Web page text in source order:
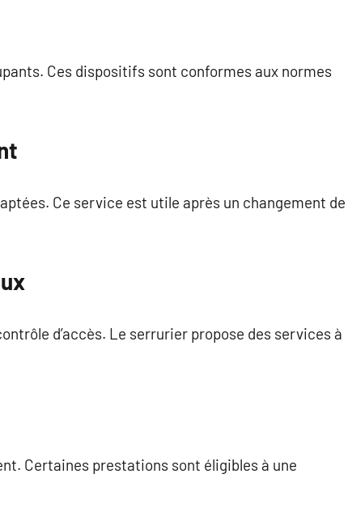
Ces dispositifs sont conformes aux normes
Ce service est utile après un changement de
d’accès. Le serrurier propose des services à
Certaines prestations sont éligibles à une